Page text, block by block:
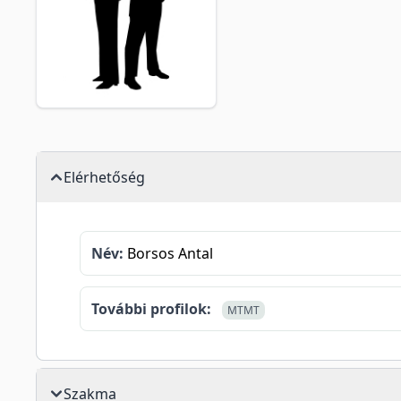
Elérhetőség
Név: Borsos Antal
További profilok: MTMT
Szakma